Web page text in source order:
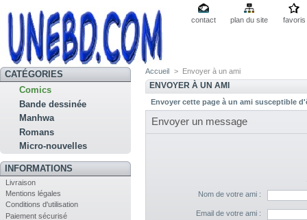
contact plan du site favoris
CATÉGORIES
Comics
Bande dessinée
Manhwa
Romans
Micro-nouvelles
INFORMATIONS
Livraison
Mentions légales
Conditions d'utilisation
Paiement sécurisé
Accueil > Envoyer à un ami
ENVOYER À UN AMI
Envoyer cette page à un ami susceptible
Envoyer un message
Nom de votre ami :
Email de votre ami :